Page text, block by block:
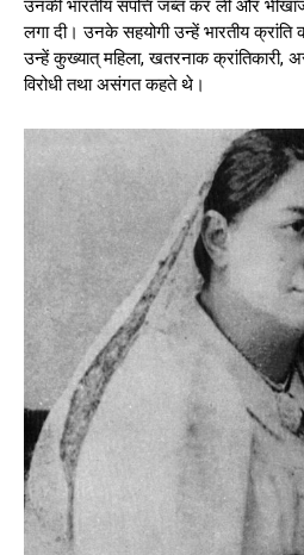
उनकी भारतीय संपत्ति जब्त कर ली और
लगा दी। उनके सहयोगी उन्हें भारतीय
उन्हें कुख्यात् महिला, खतरनाक क्रांतिकारी,
विरोधी तथा असंगत कहते थे।